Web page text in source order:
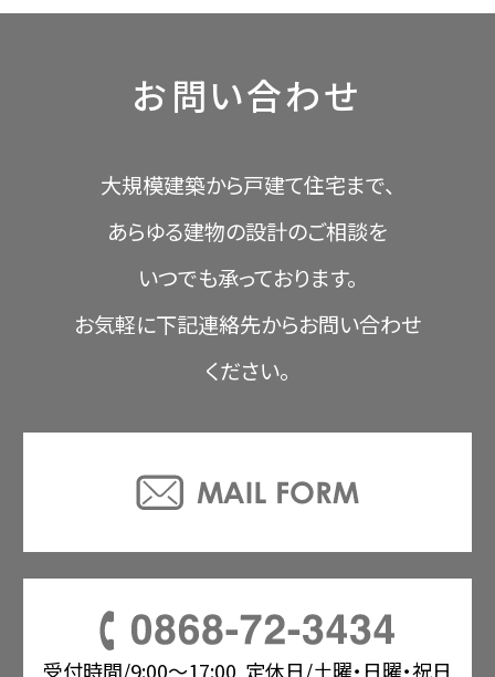
お問い合わせ
大規模建築から戸建て住宅まで、
あらゆる建物の設計のご相談を
いつでも承っております。
お気軽に下記連絡先からお問い合わせ
ください。
受付時間/9:00〜17:00 定休日/土曜・日曜・祝日